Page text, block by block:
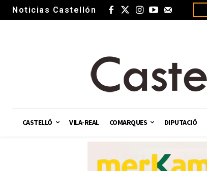
Noticias Castellón
CASTELLÓ VILA-REAL COMARQUES DIPUTACIÓ